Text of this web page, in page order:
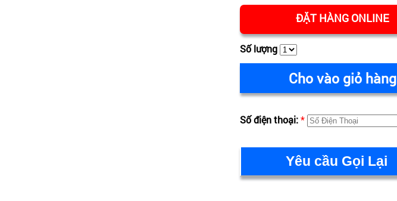
ĐẶT HÀNG ONLINE
Số lượng
Cho vào giỏ hàng
Số điện thoại:*